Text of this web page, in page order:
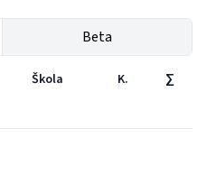
Beta
Škola K. ∑